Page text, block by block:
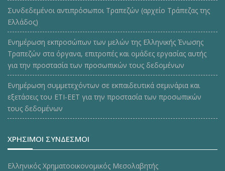
Συνδεδεμένοι αντιπρόσωποι Τραπεζών (αρχείο Τράπεζας της
Ελλάδος)
Ενημέρωση εκπροσώπων των μελών της Ελληνικής Ένωσης
Τραπεζών στα όργανα, επιτροπές και ομάδες εργασίας αυτής
για την προστασία των προσωπικών τους δεδομένων
Ενημέρωση συμμετεχόντων σε εκπαιδευτικά σεμινάρια και
εξετάσεις του ΕΤΙ-ΕΕΤ για την προστασία των προσωπικών
τους δεδομένων
ΧΡΗΣΙΜΟΙ ΣΥΝΔΕΣΜΟΙ
Ελληνικός Χρηματοοικονομικός Μεσολαβητής